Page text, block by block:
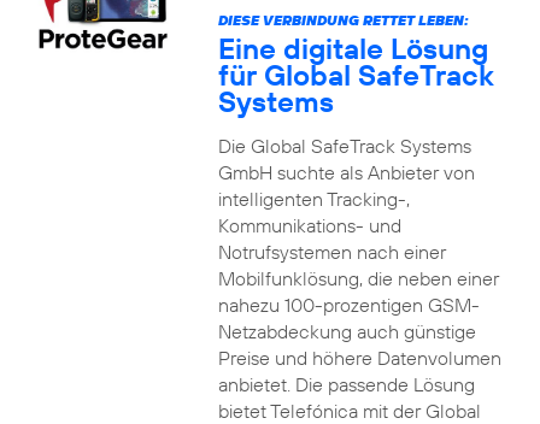
DIESE VERBINDUNG RETTET LEBEN:
Eine digitale Lösung
für Global SafeTrack
Systems
Die Global SafeTrack Systems
GmbH suchte als Anbieter von
intelligenten Tracking-,
Kommunikations- und
Notrufsystemen nach einer
Mobilfunklösung, die neben einer
nahezu 100-prozentigen GSM-
Netzabdeckung auch günstige
Preise und höhere Datenvolumen
anbietet. Die passende Lösung
bietet Telefónica mit der Global